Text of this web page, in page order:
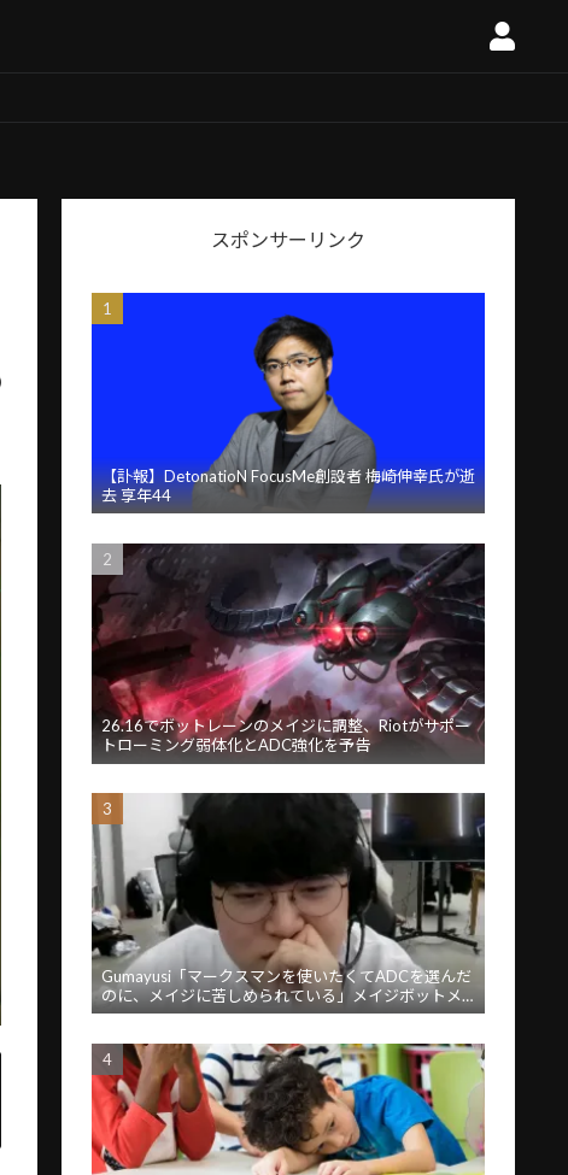
スポンサーリンク
【訃報】DetonatioN FocusMe創設者 梅崎伸幸氏が逝
去 享年44
26.16でボットレーンのメイジに調整、Riotがサポー
トローミング弱体化とADC強化を予告
Gumayusi「マークスマンを使いたくてADCを選んだ
のに、メイジに苦しめられている」メイジボットメ
タに苦言